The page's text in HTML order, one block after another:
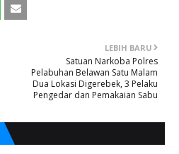
LEBIH BARU
Satuan Narkoba Polres
Pelabuhan Belawan Satu Malam
Dua Lokasi Digerebek, 3 Pelaku
Pengedar dan Pemakaian Sabu